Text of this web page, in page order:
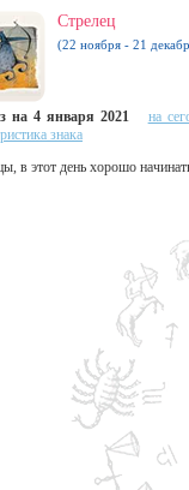
Стрелец
(22 ноября - 21
на 4 января 2021
на
знака
в этот день хорошо